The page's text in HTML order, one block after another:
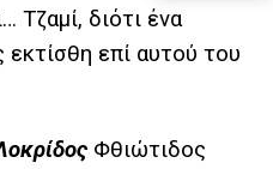
Τζαμί, διότι ένα
επί αυτού του
Φθιώτιδος